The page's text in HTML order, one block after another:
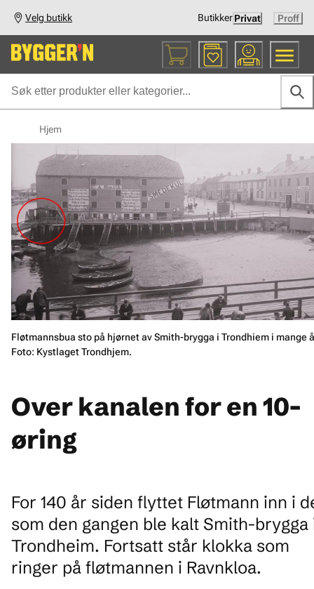
Velg butikk ButikkerPrivat Proff
Hjem
Fløtmannsbua sto på hjørnet av Smith-brygga i Trondhiem i mange
Foto: Kystlaget Trondhjem.
Over kanalen for en 10-
øring
For 140 år siden flyttet Fløtmann inn i
som den gangen ble kalt Smith-brygga
Trondheim. Fortsatt står klokka som
ringer på fløtmannen i Ravnkloa.